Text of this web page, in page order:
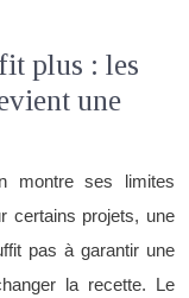
plus : les
une
montre ses limites
certains projets, une
pas à garantir une
la recette. Le